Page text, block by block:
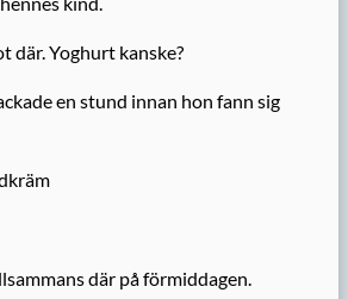
där. Yoghurt kanske?
en stund innan hon fann sig
där på förmiddagen.